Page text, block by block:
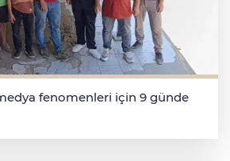
fenomenleri için 9 günde